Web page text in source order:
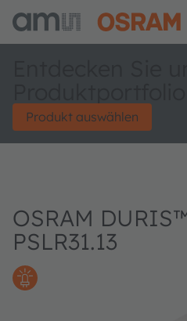
Produkt auswählen
OSRAM
PSLR31.13